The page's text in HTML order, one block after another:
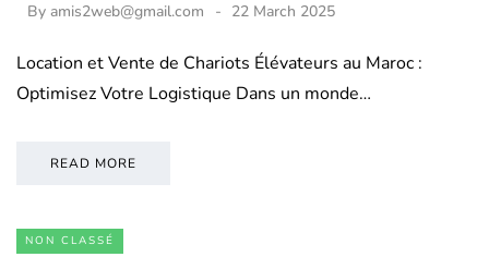
By amis2web@gmail.com 22 March 2025
Location et Vente de Chariots Élévateurs au Maroc :
Optimisez Votre Logistique Dans un monde…
READ MORE
NON CLASSÉ